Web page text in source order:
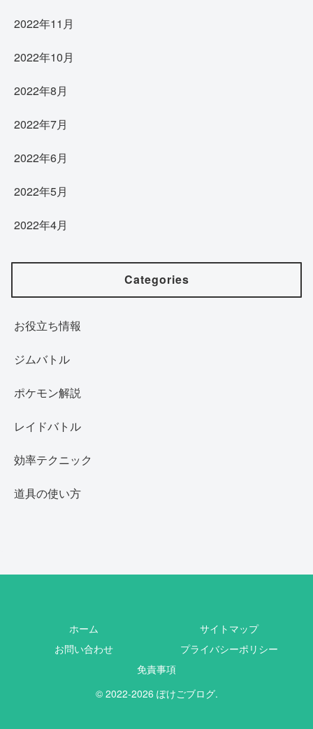
2022年11月
2022年10月
2022年8月
2022年7月
2022年6月
2022年5月
2022年4月
Categories
お役立ち情報
ジムバトル
ポケモン解説
レイドバトル
効率テクニック
道具の使い方
ホーム
サイトマップ
お問い合わせ
プライバシーポリシー
免責事項
© 2022-2026 ぽけごブログ.